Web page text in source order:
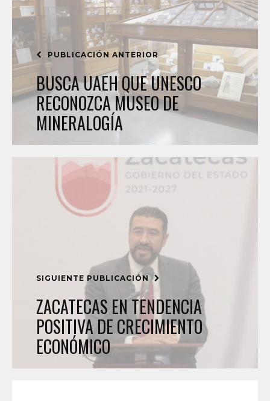
PUBLICACIÓN ANTERIOR
BUSCA UAEH QUE UNESCO
RECONOZCA MUSEO DE
MINERALOGÍA
SIGUIENTE PUBLICACIÓN
ZACATECAS EN TENDENCIA
POSITIVA DE CRECIMIENTO
ECONÓMICO